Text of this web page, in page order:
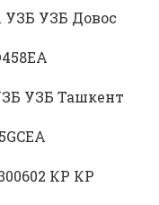
УЗБ УЗБ Довос
УЗБ Ташкент
КР КР